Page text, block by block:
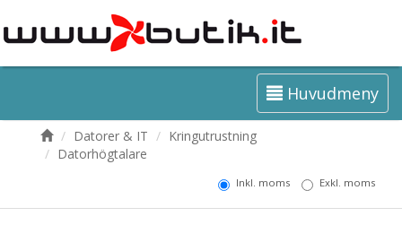
Huvudmeny
Datorer & IT
Kringutrustning
Datorhögtalare
Inkl. moms Exkl. moms